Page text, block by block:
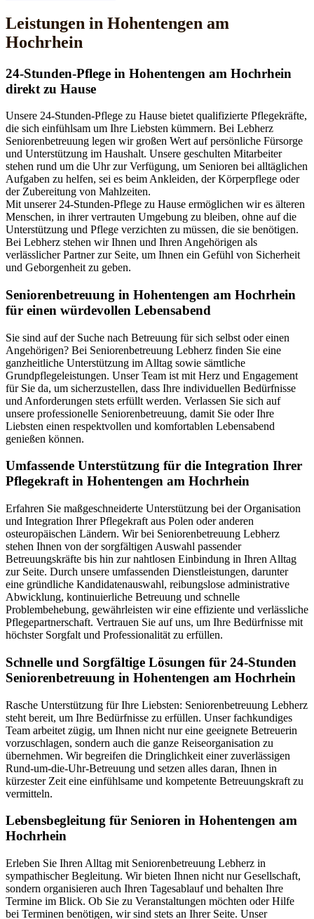
Leistungen in Hohentengen am
Hochrhein
24-Stunden-Pflege in Hohentengen am Hochrhein
direkt zu Hause
Unsere 24-Stunden-Pflege zu Hause bietet qualifizierte Pflegekräfte,
die sich einfühlsam um Ihre Liebsten kümmern. Bei Lebherz
Seniorenbetreuung legen wir großen Wert auf persönliche Fürsorge
und Unterstützung im Haushalt. Unsere geschulten Mitarbeiter
stehen rund um die Uhr zur Verfügung, um Senioren bei alltäglichen
Aufgaben zu helfen, sei es beim Ankleiden, der Körperpflege oder
der Zubereitung von Mahlzeiten.
Mit unserer 24-Stunden-Pflege zu Hause ermöglichen wir es älteren
Menschen, in ihrer vertrauten Umgebung zu bleiben, ohne auf die
Unterstützung und Pflege verzichten zu müssen, die sie benötigen.
Bei Lebherz stehen wir Ihnen und Ihren Angehörigen als
verlässlicher Partner zur Seite, um Ihnen ein Gefühl von Sicherheit
und Geborgenheit zu geben.
Senioren­betreuung in Hohentengen am Hochrhein
für einen würdevollen Lebensabend
Sie sind auf der Suche nach Betreuung für sich selbst oder einen
Angehörigen? Bei Seniorenbetreuung Lebherz finden Sie eine
ganzheitliche Unterstützung im Alltag sowie sämtliche
Grundpflegeleistungen. Unser Team ist mit Herz und Engagement
für Sie da, um sicherzustellen, dass Ihre individuellen Bedürfnisse
und Anforderungen stets erfüllt werden. Verlassen Sie sich auf
unsere professionelle Seniorenbetreuung, damit Sie oder Ihre
Liebsten einen respektvollen und komfortablen Lebensabend
genießen können.
Umfassende Unterstützung für die Integration Ihrer
Pflegekraft in Hohentengen am Hochrhein
Erfahren Sie maßgeschneiderte Unterstützung bei der Organisation
und Integration Ihrer Pflegekraft aus Polen oder anderen
osteuropäischen Ländern. Wir bei Seniorenbetreuung Lebherz
stehen Ihnen von der sorgfältigen Auswahl passender
Betreuungskräfte bis hin zur nahtlosen Einbindung in Ihren Alltag
zur Seite. Durch unsere umfassenden Dienstleistungen, darunter
eine gründliche Kandidatenauswahl, reibungslose administrative
Abwicklung, kontinuierliche Betreuung und schnelle
Problembehebung, gewährleisten wir eine effiziente und verlässliche
Pflegepartnerschaft. Vertrauen Sie auf uns, um Ihre Bedürfnisse mit
höchster Sorgfalt und Professionalität zu erfüllen.
Schnelle und Sorgfältige Lösungen für 24-Stunden
Seniorenbetreuung in Hohentengen am Hochrhein
Rasche Unterstützung für Ihre Liebsten: Seniorenbetreuung Lebherz
steht bereit, um Ihre Bedürfnisse zu erfüllen. Unser fachkundiges
Team arbeitet zügig, um Ihnen nicht nur eine geeignete Betreuerin
vorzuschlagen, sondern auch die ganze Reiseorganisation zu
übernehmen. Wir begreifen die Dringlichkeit einer zuverlässigen
Rund-um-die-Uhr-Betreuung und setzen alles daran, Ihnen in
kürzester Zeit eine einfühlsame und kompetente Betreuungskraft zu
vermitteln.
Lebensbegleitung für Senioren in Hohentengen am
Hochrhein
Erleben Sie Ihren Alltag mit Seniorenbetreuung Lebherz in
sympathischer Begleitung. Wir bieten Ihnen nicht nur Gesellschaft,
sondern organisieren auch Ihren Tagesablauf und behalten Ihre
Termine im Blick. Ob Sie zu Veranstaltungen möchten oder Hilfe
bei Terminen benötigen, wir sind stets an Ihrer Seite. Unser